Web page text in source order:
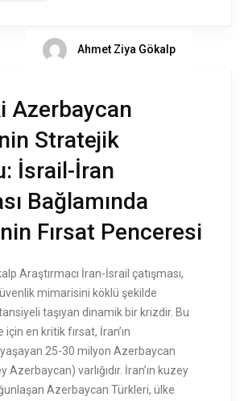
Ahmet Ziya Gökalp
Azerbaycan
Stratejik
İsrail-İran
Bağlamında
Fırsat Penceresi
Araştırmacı İran-İsrail çatışması,
mimarisini köklü şekilde
taşıyan dinamik bir krizdir. Bu
en kritik fırsat, İran’ın
yaşayan 25-30 milyon Azerbaycan
Azerbaycan) varlığıdır. İran’ın kuzey
Azerbaycan Türkleri, ülke